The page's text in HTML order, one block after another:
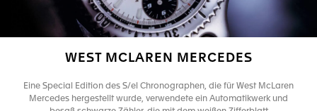
WEST MCLAREN MERCEDES
Eine Special Edition des S/el Chronographen, die für West McLaren
Mercedes hergestellt wurde, verwendete ein Automatikwerk und